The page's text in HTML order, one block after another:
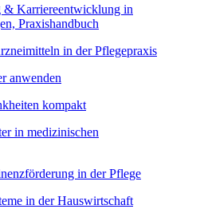
& Karriereentwicklung in
Praxishandbuch
in der Pflegepraxis
anwenden
kompakt
in medizinischen
in der Pflege
in der Hauswirtschaft